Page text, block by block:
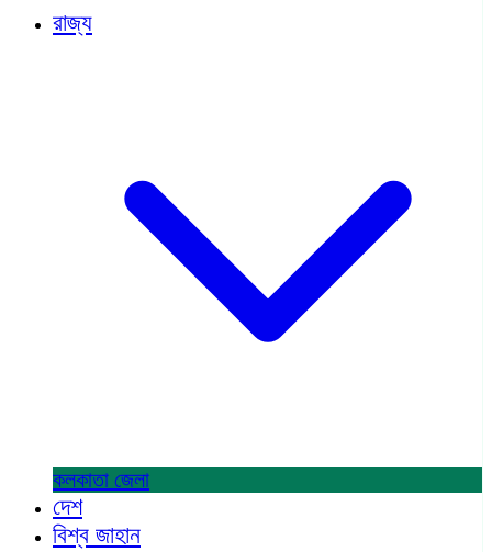
রাজ্য
কলকাতা জেলা
দেশ
বিশ্ব জাহান